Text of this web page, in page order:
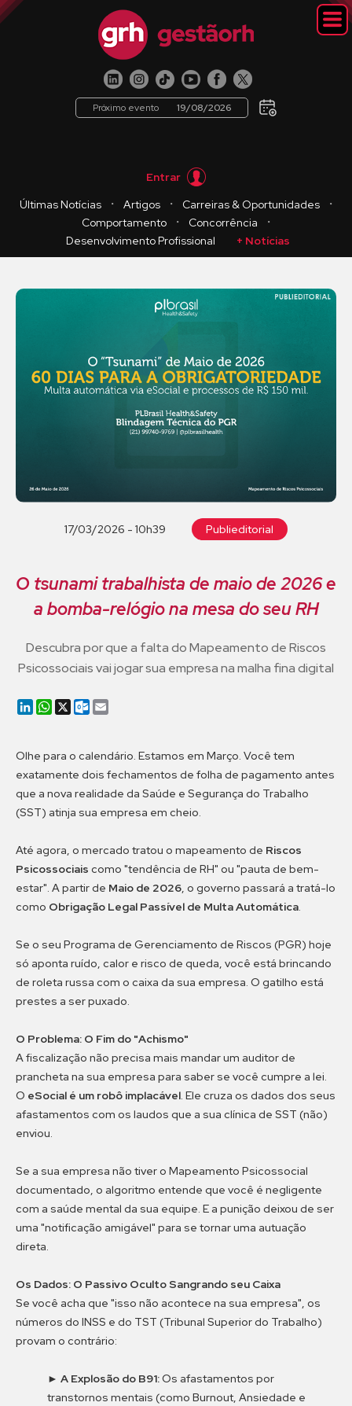
Próximo evento 19/08/2026
Entrar
Últimas Notícias
・ Artigos ・ Carreiras & Oportunidades
・
Comportamento
・ Concorrência
・
Desenvolvimento Profissional
+ Notícias
17/03/2026 - 10h39 Publieditorial
O tsunami trabalhista de maio de 2026 e
a bomba-relógio na mesa do seu RH
Descubra por que a falta do Mapeamento de Riscos
Psicossociais vai jogar sua empresa na malha fina digital
LinkedIn
WhatsApp
X Outlook.com
Olhe para o calendário. Estamos em Março. Você tem
exatamente dois fechamentos de folha de pagamento antes
que a nova realidade da Saúde e Segurança do Trabalho
(SST) atinja sua empresa em cheio.
Até agora, o mercado tratou o mapeamento de Riscos
Psicossociais como "tendência de RH" ou "pauta de bem-
estar". A partir de Maio de 2026, o governo passará a tratá-lo
como Obrigação Legal Passível de Multa Automática.
Se o seu Programa de Gerenciamento de Riscos (PGR) hoje
só aponta ruído, calor e risco de queda, você está brincando
de roleta russa com o caixa da sua empresa. O gatilho está
prestes a ser puxado.
O Problema: O Fim do "Achismo"
A fiscalização não precisa mais mandar um auditor de
prancheta na sua empresa para saber se você cumpre a lei.
O eSocial é um robô implacável. Ele cruza os dados dos seus
afastamentos com os laudos que a sua clínica de SST (não)
enviou.
Se a sua empresa não tiver o Mapeamento Psicossocial
documentado, o algoritmo entende que você é negligente
com a saúde mental da sua equipe. E a punição deixou de ser
uma "notificação amigável" para se tornar uma autuação
direta.
Os Dados: O Passivo Oculto Sangrando seu Caixa
Se você acha que "isso não acontece na sua empresa", os
números do INSS e do TST (Tribunal Superior do Trabalho)
provam o contrário:
► A Explosão do B91:Os afastamentos por
transtornos mentais (como Burnout, Ansiedade e